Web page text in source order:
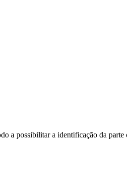
a possibilitar a identificação da